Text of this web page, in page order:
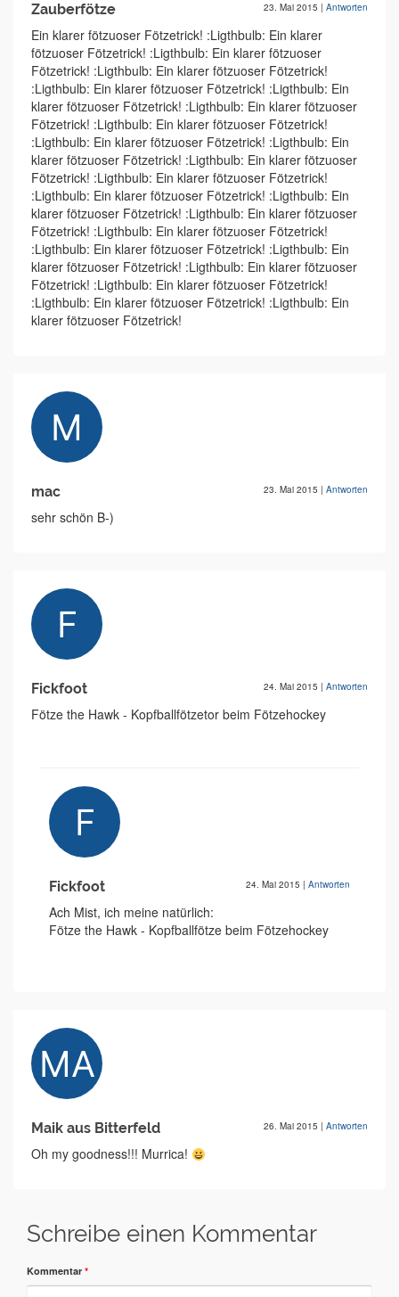
Zauberfötze 23. Mai 2015 | Antworten
Ein klarer fötzuoser Fötzetrick! :Ligthbulb: Ein klarer
fötzuoser Fötzetrick! :Ligthbulb: Ein klarer fötzuoser
Fötzetrick! :Ligthbulb: Ein klarer fötzuoser Fötzetrick!
:Ligthbulb: Ein klarer fötzuoser Fötzetrick! :Ligthbulb: Ein
klarer fötzuoser Fötzetrick! :Ligthbulb: Ein klarer fötzuoser
Fötzetrick! :Ligthbulb: Ein klarer fötzuoser Fötzetrick!
:Ligthbulb: Ein klarer fötzuoser Fötzetrick! :Ligthbulb: Ein
klarer fötzuoser Fötzetrick! :Ligthbulb: Ein klarer fötzuoser
Fötzetrick! :Ligthbulb: Ein klarer fötzuoser Fötzetrick!
:Ligthbulb: Ein klarer fötzuoser Fötzetrick! :Ligthbulb: Ein
klarer fötzuoser Fötzetrick! :Ligthbulb: Ein klarer fötzuoser
Fötzetrick! :Ligthbulb: Ein klarer fötzuoser Fötzetrick!
:Ligthbulb: Ein klarer fötzuoser Fötzetrick! :Ligthbulb: Ein
klarer fötzuoser Fötzetrick! :Ligthbulb: Ein klarer fötzuoser
Fötzetrick! :Ligthbulb: Ein klarer fötzuoser Fötzetrick!
:Ligthbulb: Ein klarer fötzuoser Fötzetrick! :Ligthbulb: Ein
klarer fötzuoser Fötzetrick!
mac 23. Mai 2015 | Antworten
sehr schön B-)
Fickfoot 24. Mai 2015 | Antworten
Fötze the Hawk - Kopfballfötzetor beim Fötzehockey
Fickfoot 24. Mai 2015 | Antworten
Ach Mist, ich meine natürlich:
Fötze the Hawk - Kopfballfötze beim Fötzehockey
Maik aus Bitterfeld 26. Mai 2015 | Antworten
Oh my goodness!!! Murrica!
Schreibe einen Kommentar
Kommentar *